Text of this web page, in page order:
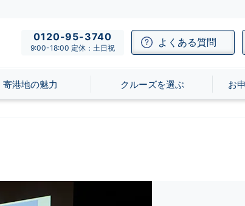
0120-95-3740
9:00-18:00 定休：土日祝 よくある質問
寄港地の魅力 クルーズを選ぶ お